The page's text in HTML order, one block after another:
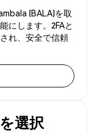
(BALA)を取
にします。2FAと
れ、安全で信頼
選択